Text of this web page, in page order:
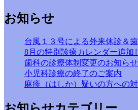
お知らせ
台風１３号による外来休診＆
8月の特別診療カレンダー追加
歯科の診療体制変更のお知らせ
小児科診療の終了のご案内
麻疹（はしか）疑いの方への